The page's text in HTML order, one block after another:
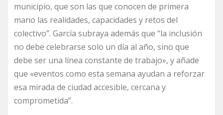
municipio, que son las que conocen de primera
mano las realidades, capacidades y retos del
colectivo”. García subraya además que “la inclusión
no debe celebrarse solo un día al año, sino que
debe ser una línea constante de trabajo», y añade
que «eventos como esta semana ayudan a reforzar
esa mirada de ciudad accesible, cercana y
comprometida”.